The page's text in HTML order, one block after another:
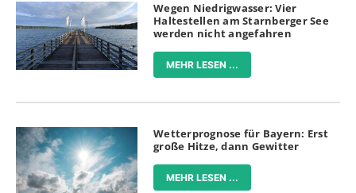
Wegen Niedrigwasser: Vier
Haltestellen am Starnberger See
werden nicht angefahren
MEHR LESEN ...
Wetterprognose für Bayern: Erst
große Hitze, dann Gewitter
MEHR LESEN ...